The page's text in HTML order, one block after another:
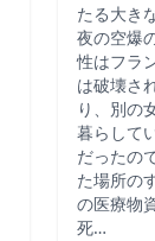
たる大き
夜の空爆
性はフラ
は破壊さ
り、別の
暮らして
だったの
た場所の
の医療物
死…